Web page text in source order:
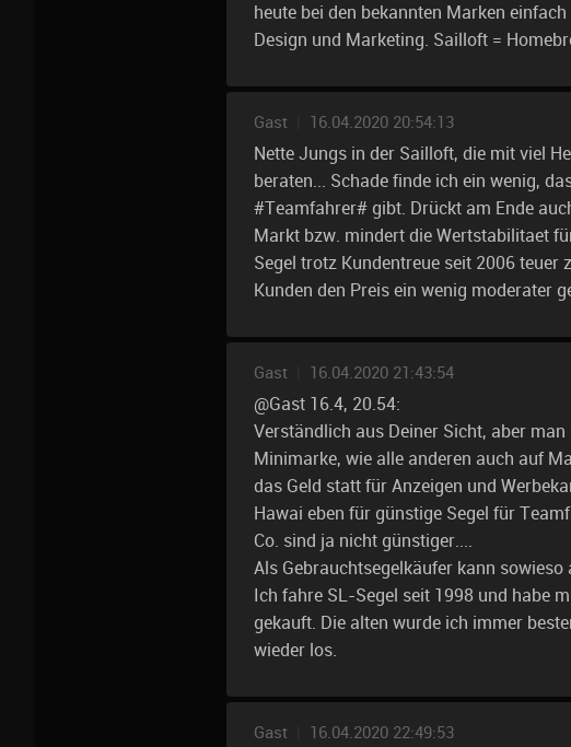
heute bei den bekannten Marken
Design und Marketing. Sailloft =
Gast 16.04.2020 20:54:13
Nette Jungs in der Sailloft, die mit viel
beraten... Schade finde ich ein wenig,
#Teamfahrer# gibt. Drückt am Ende
Markt bzw. mindert die Wertstabilitaet
Segel trotz Kundentreue seit 2006 teuer
Kunden den Preis ein wenig moderater
Gast 16.04.2020 21:43:54
@Gast 16.4, 20.54:
Verständlich aus Deiner Sicht, aber
Minimarke, wie alle anderen auch auf
das Geld statt für Anzeigen und
Hawai eben für günstige Segel für
Co. sind ja nicht günstiger....
Als Gebrauchtsegelkäufer kann sowieso
Ich fahre SL-Segel seit 1998 und habe
gekauft. Die alten wurde ich immer
wieder los.
Gast 16.04.2020 22:49:53